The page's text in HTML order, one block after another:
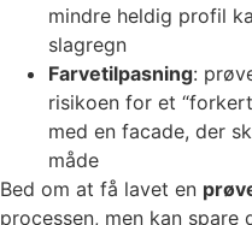
mindre heldig profil
slagregn
Farvetilpasning:
risikoen for et
med en facade, der
måde
Bed om at få lavet en
processen, men kan